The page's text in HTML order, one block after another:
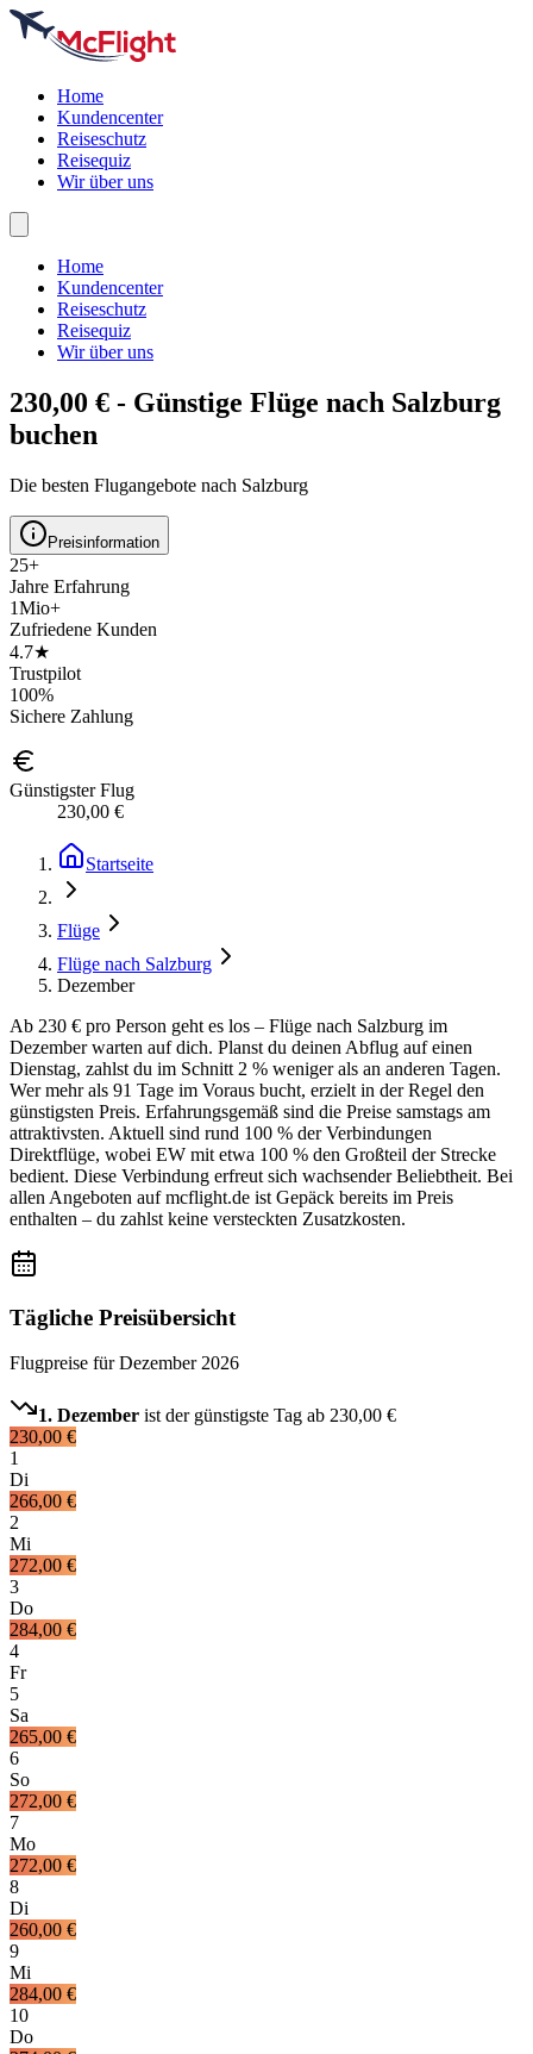
Home
Kundencenter
Reiseschutz
Reisequiz
Wir über uns
Home
Kundencenter
Reiseschutz
Reisequiz
Wir über uns
230,00 € - Günstige Flüge nach Salzburg
buchen
Die besten Flugangebote nach Salzburg
Preisinformation
25+
Jahre Erfahrung
1Mio+
Zufriedene Kunden
4.7★
Trustpilot
100%
Sichere Zahlung
Günstigster Flug
230,00 €
Startseite
Flüge
Flüge nach Salzburg
Dezember
Ab 230 € pro Person geht es los – Flüge nach Salzburg im
Dezember warten auf dich. Planst du deinen Abflug auf einen
Dienstag, zahlst du im Schnitt 2 % weniger als an anderen Tagen.
Wer mehr als 91 Tage im Voraus bucht, erzielt in der Regel den
günstigsten Preis. Erfahrungsgemäß sind die Preise samstags am
attraktivsten. Aktuell sind rund 100 % der Verbindungen
Direktflüge, wobei EW mit etwa 100 % den Großteil der Strecke
bedient. Diese Verbindung erfreut sich wachsender Beliebtheit. Bei
allen Angeboten auf mcflight.de ist Gepäck bereits im Preis
enthalten – du zahlst keine versteckten Zusatzkosten.
Tägliche Preisübersicht
Flugpreise fürDezember 2026
1. Dezember ist der günstigste Tag ab 230,00 €
230,00 €
1
Di
266,00 €
2
Mi
272,00 €
3
Do
284,00 €
4
Fr
5
Sa
265,00 €
6
So
272,00 €
7
Mo
272,00 €
8
Di
260,00 €
9
Mi
284,00 €
10
Do